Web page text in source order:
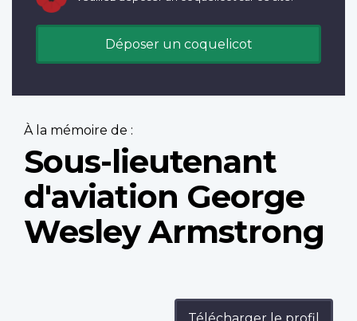
Déposer un coquelicot
À la mémoire de :
Sous-lieutenant
d'aviation George
Wesley Armstrong